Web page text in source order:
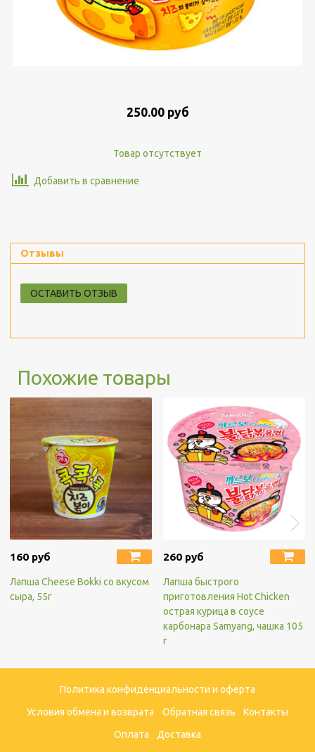
250.00 руб
Товар отсутствует
Добавить в сравнение
Отзывы
ОСТАВИТЬ ОТЗЫВ
Похожие товары
160 руб
Лапша Cheese Bokki со вкусом
сыра, 55г
260 руб
Лапша быстрого
приготовления Hot Chicken
острая курица в соусе
карбонара Samyang, чашка 105
г
Политика конфиденциальности и оферта
Условия обмена и возврата Обратная связь Контакты
Оплата Доставка